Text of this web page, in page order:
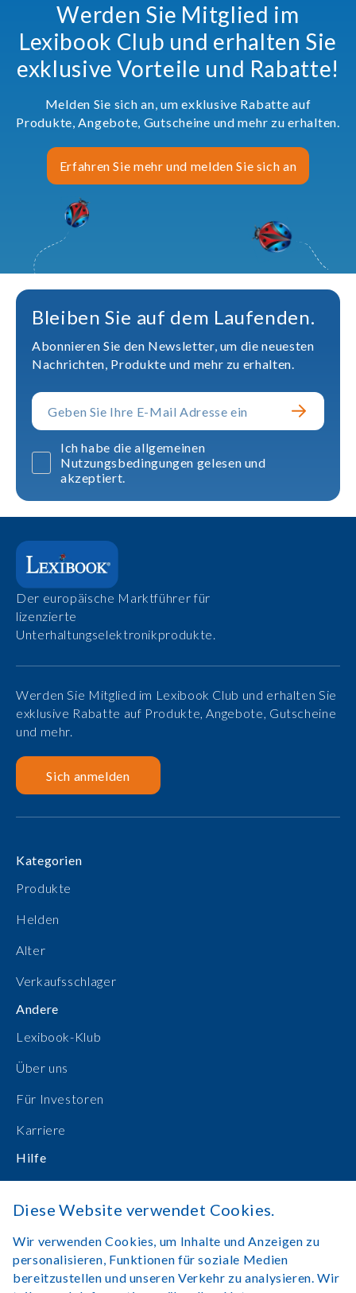
Werden Sie Mitglied im
Lexibook Club und erhalten Sie
exklusive Vorteile und Rabatte!
Melden Sie sich an, um exklusive Rabatte auf
Produkte, Angebote, Gutscheine und mehr zu erhalten.
Erfahren Sie mehr und melden Sie sich an
Bleiben Sie auf dem Laufenden.
Abonnieren Sie den Newsletter, um die neuesten
Nachrichten, Produkte und mehr zu erhalten.
Ich habe die allgemeinen
Nutzungsbedingungen gelesen und
akzeptiert.
Der europäische Marktführer für
lizenzierte
Unterhaltungselektronikprodukte.
Werden Sie Mitglied im Lexibook Club und erhalten Sie
exklusive Rabatte auf Produkte, Angebote, Gutscheine
und mehr.
Sich anmelden
Kategorien
Produkte
Helden
Alter
Verkaufsschlager
Andere
Lexibook-Klub
Über uns
Für Investoren
Karriere
Hilfe
Bedienungsanleitungen
Online einkaufen
Kontakt
Anmelden
Diese Website verwendet Cookies.
Wir verwenden Cookies, um Inhalte und Anzeigen zu
personalisieren, Funktionen für soziale Medien
bereitzustellen und unseren Verkehr zu analysieren. Wir